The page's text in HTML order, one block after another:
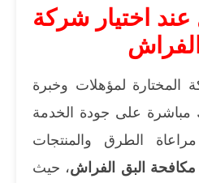
عند اختيار شركة
لمؤهلات وخبرة
مباشرة على جودة الخدمة
الطرق والمنتجات
مكافحة البق الفراش، حيث